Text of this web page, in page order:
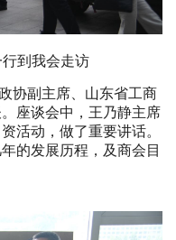
到我会走访
副主席、山东省工商
座谈会中，王乃静主席
活动，做了重要讲话。
的发展历程，及商会目